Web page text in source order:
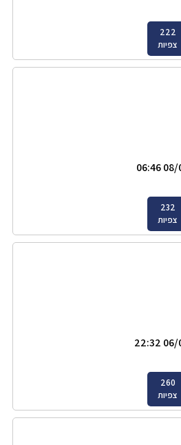
222
צפיות
232
צפיות
260
צפיות